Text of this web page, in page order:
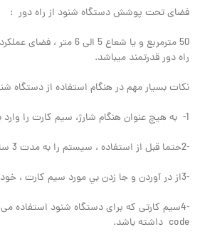
فضای تحت پوشش دستگاه شنود از راه دور :
50 مترمربع و یا شعاع 5 الی 6
راه دور قدرتمند میباشد.
نکات بسيار مهم در هنگام استفاده از دستگاه
1- به هيچ عنوان هنگام شارژ، سيم کارت را وارد يا خارج نکنيد.
-2حتما قبل از استفاده ، سيستم را به مدت 3 ساعت در شارژ نگه داريد
-3از در آوردن و جا زدن بي مورد سيم کارت ، خود داری کنيد.
code داشته باشد.